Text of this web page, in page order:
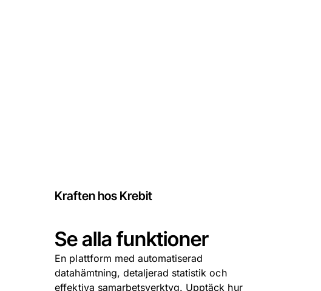
Kraften hos Krebit
Se alla funktioner
En plattform med automatiserad
datahämtning, detaljerad statistik och
effektiva samarbetsverktyg. Upptäck hur